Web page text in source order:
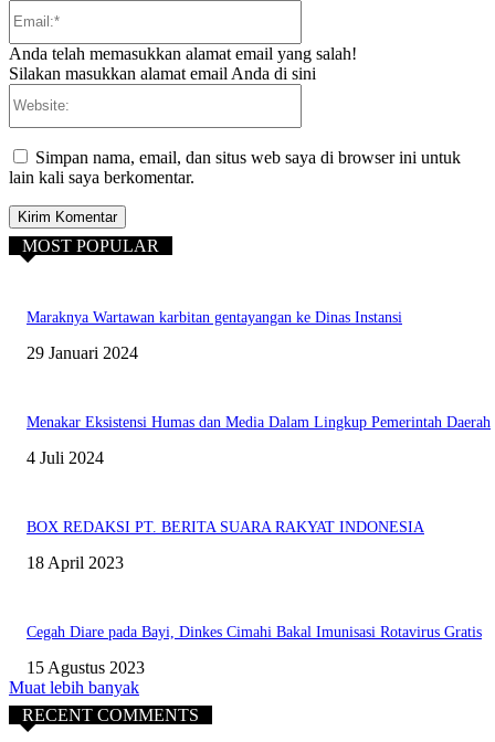
Anda telah memasukkan alamat email yang salah!
Silakan masukkan alamat email Anda di sini
Simpan nama, email, dan situs web saya di browser ini untuk
lain kali saya berkomentar.
MOST POPULAR
Maraknya Wartawan karbitan gentayangan ke Dinas Instansi
29 Januari 2024
Menakar Eksistensi Humas dan Media Dalam Lingkup Pemerintah Daerah
4 Juli 2024
BOX REDAKSI PT. BERITA SUARA RAKYAT INDONESIA
18 April 2023
Cegah Diare pada Bayi, Dinkes Cimahi Bakal Imunisasi Rotavirus Gratis
15 Agustus 2023
Muat lebih banyak
RECENT COMMENTS